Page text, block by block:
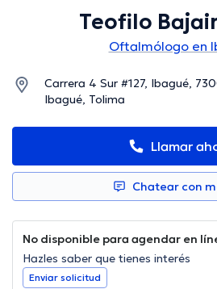
Teofilo
Oftalmólogo en
Carrera 4 Sur #127, Ibagué,
Ibagué, Tolima
Llamar
Chatear con
No disponible para agendar en
Hazles saber que tienes interés
Enviar solicitud